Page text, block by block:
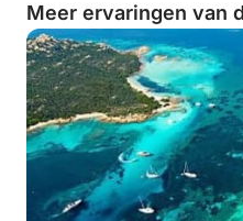
Meer ervaringen van